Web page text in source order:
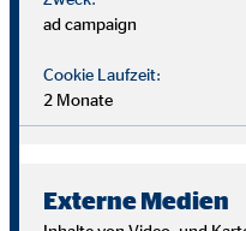
Wir suchen
Du musst kein Finanzprofi
ad campaign
Cookie Laufzeit:
2 Monate
Externe Medien